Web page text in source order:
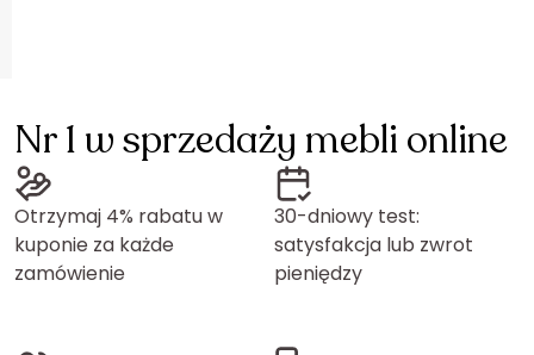
Nr 1 w sprzedaży mebli online
Otrzymaj 4% rabatu w
kuponie za każde
zamówienie
30-dniowy test:
satysfakcja lub zwrot
pieniędzy